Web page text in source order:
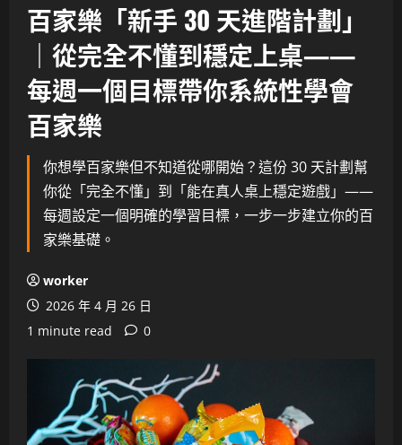
百家樂「新手 30 天進階計劃」
｜從完全不懂到穩定上桌——
每週一個目標帶你系統性學會
百家樂
你想學百家樂但不知道從哪開始？這份 30 天計劃幫
你從「完全不懂」到「能在真人桌上穩定遊戲」——
每週設定一個明確的學習目標，一步一步建立你的百
家樂基礎。
worker
2026 年 4 月 26 日
1 minute read
0